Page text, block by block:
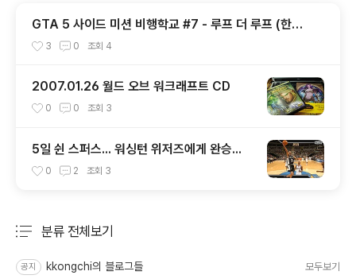
GTA 5 사이드 미션 비행학교 #7 - 루프 더 루프 (한글
자막)
3 0 조회 4
2007.01.26 월드 오브 워크래프트 CD
0 0 조회 3
5일 쉰 스퍼스... 워싱턴 위저즈에게 완승...
0 2 조회 3
분류 전체보기
공지 kkongchi의 블로그들 모두보기